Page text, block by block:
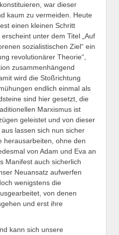
war dieser
kaum zu vermeiden. Heute
einen kleinen Schritt
unter dem Titel „Auf
sozialistischen Ziel“ ein
revolutionärer Theorie“,
zusammenhängend
wird die Stoßrichtung
endlich einmal als
sind hier gesetzt, die
Marxismus ist
geleistet und von dieser
lassen sich nun sicher
herausarbeiten, ohne den
von Adam und Eva an
Manifest auch sicherlich
Neuansatz aufwerfen
wenigstens die
von denen
und erst ihre
kann sich unsere